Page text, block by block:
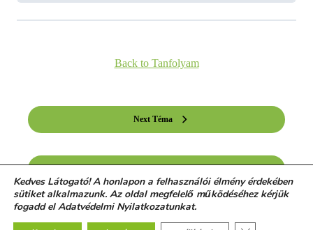
Back to Tanfolyam
Next Téma
Kedves Látogató! A honlapon a felhasználói élmény érdekében
sütiket alkalmazunk. Az oldal megfelelő működéséhez kérjük
fogadd el Adatvédelmi Nyilatkozatunkat.